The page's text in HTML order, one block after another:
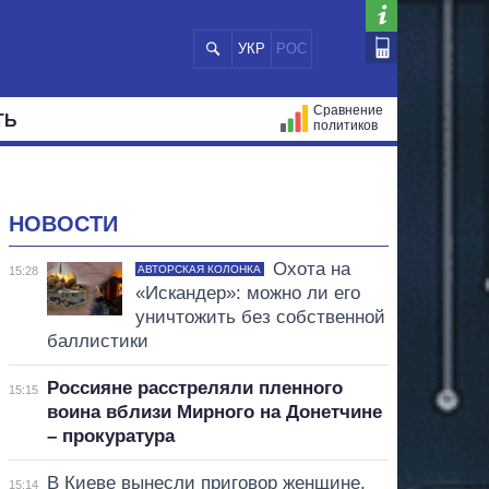
УКР РОС
Сравнение
политиков
НОВОСТИ
15:28 АВТОРСКАЯ КОЛОНКА
Охота на
«Искандер»: можно ли его
уничтожить без собственной
баллистики
15:15
Россияне расстреляли пленного
воина вблизи Мирного на Донетчине
– прокуратура
15:14
В Киеве вынесли приговор женщине,